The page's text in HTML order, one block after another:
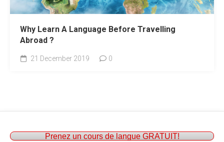
Why Learn A Language Before Travelling
Abroad ?
21 December 2019 0
Prenez un cours de langue GRATUIT!